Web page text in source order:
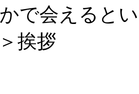
で会えると
拶